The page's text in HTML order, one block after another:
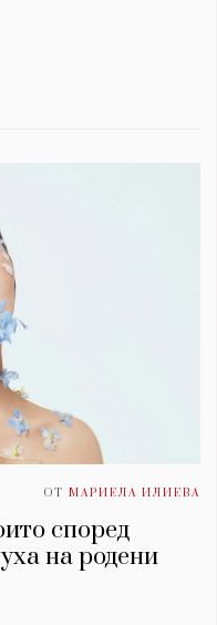
ОТ МАРИЕЛА ИЛИЕВА
според
на родени